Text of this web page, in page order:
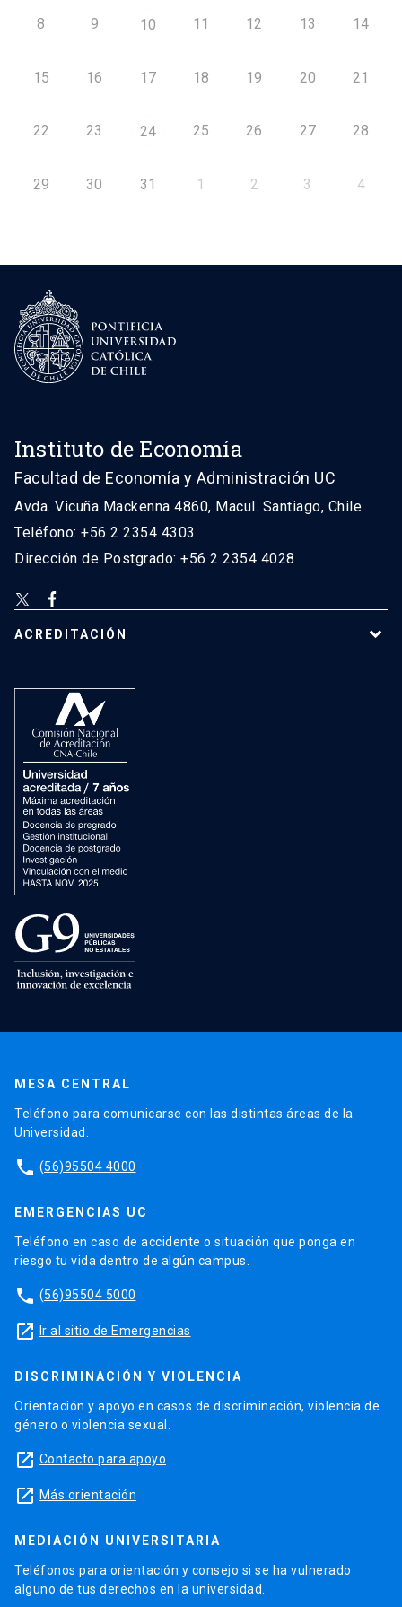
8 9 10 11 12 13 14
15 16 17 18 19 20 21
22 23 24 25 26 27 28
29 30 31 1 2 3 4
Instituto de Economía
Facultad de Economía y Administración UC
Avda. Vicuña Mackenna 4860, Macul. Santiago, Chile
Teléfono: +56 2 2354 4303
Dirección de Postgrado: +56 2 2354 4028
ACREDITACIÓN
MESA CENTRAL
Teléfono para comunicarse con las distintas áreas de la
Universidad.
phone (56)95504 4000
EMERGENCIAS UC
Teléfono en caso de accidente o situación que ponga en
riesgo tu vida dentro de algún campus.
phone (56)95504 5000
launch Ir al sitio de Emergencias
DISCRIMINACIÓN Y VIOLENCIA
Orientación y apoyo en casos de discriminación, violencia de
género o violencia sexual.
launch Contacto para apoyo
launch Más orientación
MEDIACIÓN UNIVERSITARIA
Teléfonos para orientación y consejo si se ha vulnerado
alguno de tus derechos en la universidad.